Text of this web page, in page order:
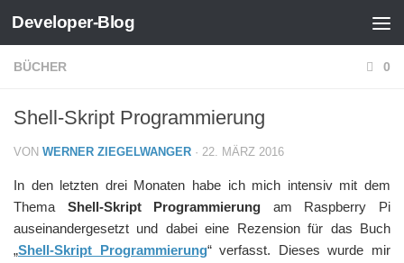
Zum Inhalt springen
Developer-Blog
BÜCHER 0
Shell-Skript Programmierung
VON WERNER ZIEGELWANGER · 22. MÄRZ 2016
In den letzten drei Monaten habe ich mich intensiv mit dem
Thema Shell-Skript Programmierung am Raspberry Pi
auseinandergesetzt und dabei eine Rezension für das Buch
„Shell-Skript Programmierung“ verfasst. Dieses wurde mir